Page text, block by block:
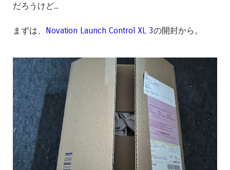
だろうけど...
まずは、 Novation Launch Control XL 3の開封から。